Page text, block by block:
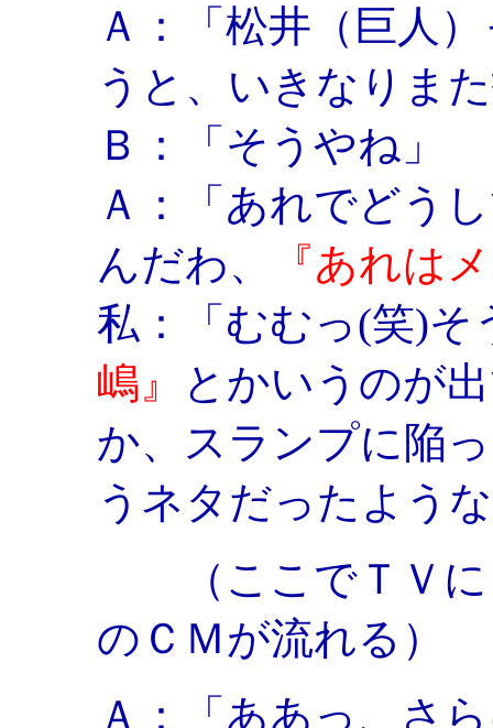
Ａ：「松井（巨人
うと、いきなりま
Ｂ：「そうやね」
Ａ：「あれでどう
んだわ、
『あれは
私：「むむっ(笑)そ
嶋』
とかいうのが
か、スランプに陥
うネタだったよう
（ここでＴＶに
のＣＭが流れる）
Ａ：「ああっ、さ